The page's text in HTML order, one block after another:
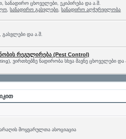
სანადირო ცხოველები, ეკიპირება და ა.შ.
სანადირო გასვლები სანადირო აღჭურვილობა
და ა.შ.
რეგულირება (Pest Control)
ვირთხებზე ნადირობა სხვა მავნე ცხოველები და
მოყვარულთა ასოციაცია